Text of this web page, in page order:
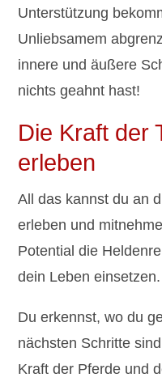
Unterstützung
Unliebsamem
innere und äußere
nichts geahnt hast!
Die Kraft der
erleben
All das kannst du an
erleben und
Potential die
dein Leben einsetzen.
Du erkennst, wo du
nächsten Schritte
Kraft der Pferde und